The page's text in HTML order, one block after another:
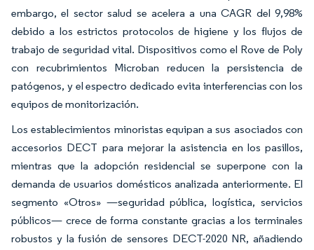
embargo, el sector salud se acelera a una CAGR del 9,98%
debido a los estrictos protocolos de higiene y los flujos de
trabajo de seguridad vital. Dispositivos como el Rove de Poly
con recubrimientos Microban reducen la persistencia de
patógenos, y el espectro dedicado evita interferencias con los
equipos de monitorización.
Los establecimientos minoristas equipan a sus asociados con
accesorios DECT para mejorar la asistencia en los pasillos,
mientras que la adopción residencial se superpone con la
demanda de usuarios domésticos analizada anteriormente. El
segmento «Otros» —seguridad pública, logística, servicios
públicos— crece de forma constante gracias a los terminales
robustos y la fusión de sensores DECT-2020 NR, añadiendo